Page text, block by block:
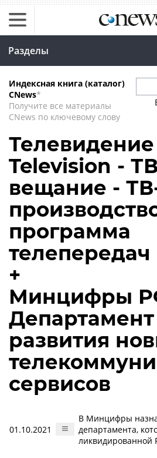
Разделы
Индексная книга (каталог)
CNews*
Получите все материалы
CNews по ключевому слову
Television -
вещание -
программа
телепередач
+
Минцифры
Департамент
развития
сервисов
01.10.2021
В Минцифры
департамента,
ликвидированной